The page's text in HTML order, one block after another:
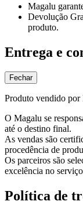
Magalu
Devolução
produto.
Entrega e
Fechar
Produto vendido por
O Magalu se
até o destino final.
As vendas são
procedência de
Os parceiros são
excelência no
Política de